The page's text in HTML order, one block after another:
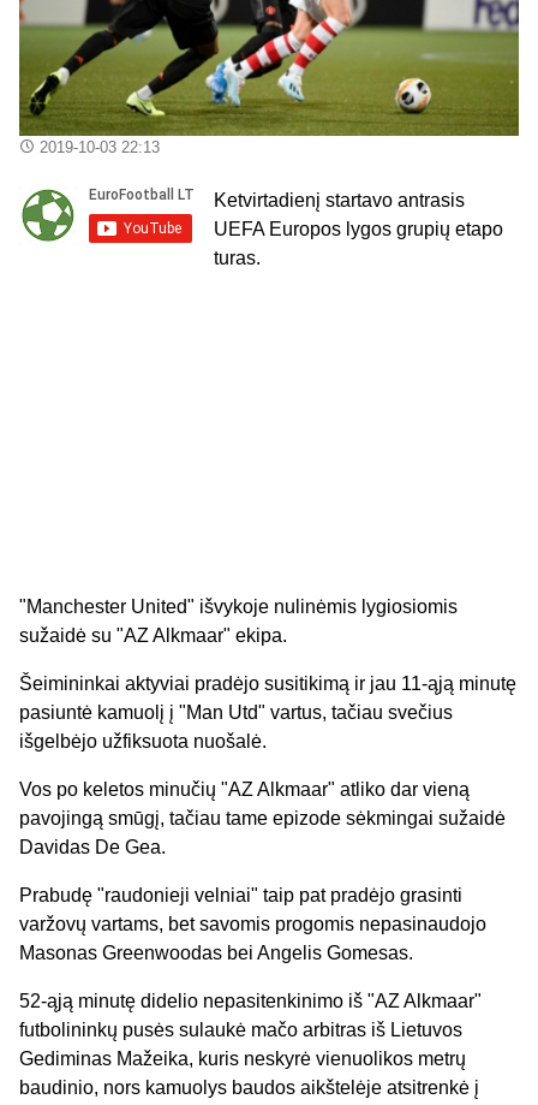
2019-10-03 22:13
Ketvirtadienį startavo antrasis
UEFA Europos lygos grupių etapo
turas.
"Manchester United" išvykoje nulinėmis lygiosiomis
sužaidė su "AZ Alkmaar" ekipa.
Šeimininkai aktyviai pradėjo susitikimą ir jau 11-ąją minutę
pasiuntė kamuolį į "Man Utd" vartus, tačiau svečius
išgelbėjo užfiksuota nuošalė.
Vos po keletos minučių "AZ Alkmaar" atliko dar vieną
pavojingą smūgį, tačiau tame epizode sėkmingai sužaidė
Davidas De Gea.
Prabudę "raudonieji velniai" taip pat pradėjo grasinti
varžovų vartams, bet savomis progomis nepasinaudojo
Masonas Greenwoodas bei Angelis Gomesas.
52-ąją minutę didelio nepasitenkinimo iš "AZ Alkmaar"
futbolininkų pusės sulaukė mačo arbitras iš Lietuvos
Gediminas Mažeika, kuris neskyrė vienuolikos metrų
baudinio, nors kamuolys baudos aikštelėje atsitrenkė į